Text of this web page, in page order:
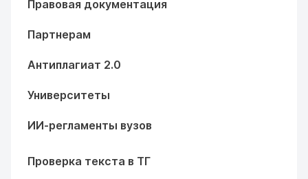
Правовая документация
Партнерам
Антиплагиат 2.0
Университеты
ИИ-регламенты вузов
Проверка текста в ТГ